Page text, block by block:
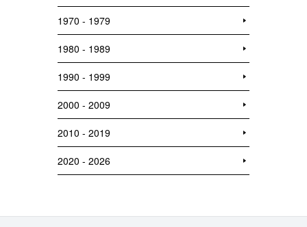
1970 - 1979
1980 - 1989
1990 - 1999
2000 - 2009
2010 - 2019
2020 - 2026